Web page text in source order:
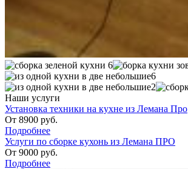
Наши услуги
Установка техники на кухне из Лемана Про
От 8900 руб.
Подробнее
Услуги по сборке кухонь из Лемана ПРО
От 9000 руб.
Подробнее